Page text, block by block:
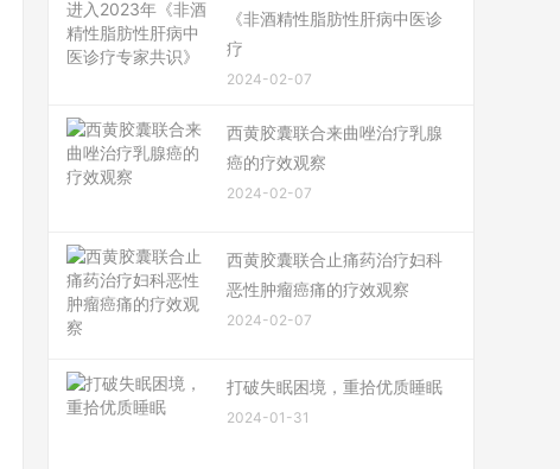
《非酒精性脂肪性肝病中医诊
疗
2024-02-07
西黄胶囊联合来曲唑治疗乳腺
癌的疗效观察
2024-02-07
西黄胶囊联合止痛药治疗妇科
恶性肿瘤癌痛的疗效观察
2024-02-07
打破失眠困境，重拾优质睡眠
2024-01-31